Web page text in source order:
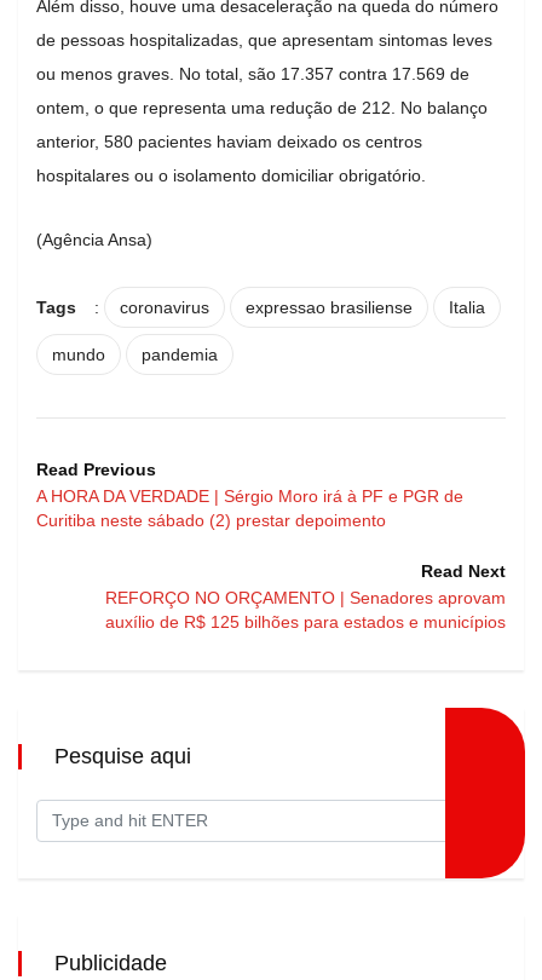
Além disso, houve uma desaceleração na queda do número
de pessoas hospitalizadas, que apresentam sintomas leves
ou menos graves. No total, são 17.357 contra 17.569 de
ontem, o que representa uma redução de 212. No balanço
anterior, 580 pacientes haviam deixado os centros
hospitalares ou o isolamento domiciliar obrigatório.
(Agência Ansa)
Tags : coronavirus expressao brasiliense Italia
mundo pandemia
Read Previous
A HORA DA VERDADE | Sérgio Moro irá à PF e PGR de
Curitiba neste sábado (2) prestar depoimento
Read Next
REFORÇO NO ORÇAMENTO | Senadores aprovam
auxílio de R$ 125 bilhões para estados e municípios
Pesquise aqui
Publicidade